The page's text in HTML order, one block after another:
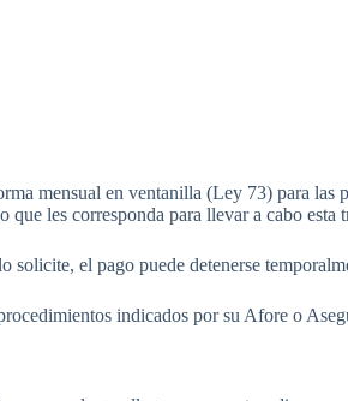
mensual en ventanilla (Ley 73) para
les corresponda para llevar a cabo
el pago puede detenerse
indicados por su Afore o